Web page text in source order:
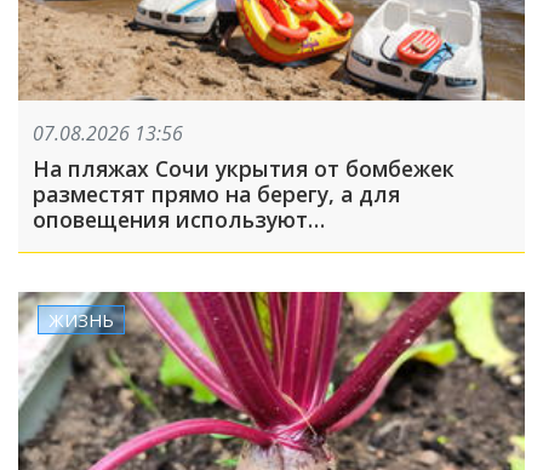
07.08.2026 13:56
На пляжах Сочи укрытия от бомбежек
разместят прямо на берегу, а для
оповещения используют
громкоговорители
ЖИЗНЬ